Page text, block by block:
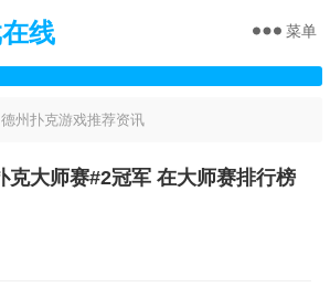
线 菜单
德州扑克游戏推荐资讯
克大师赛#2冠军 在大师赛排行榜